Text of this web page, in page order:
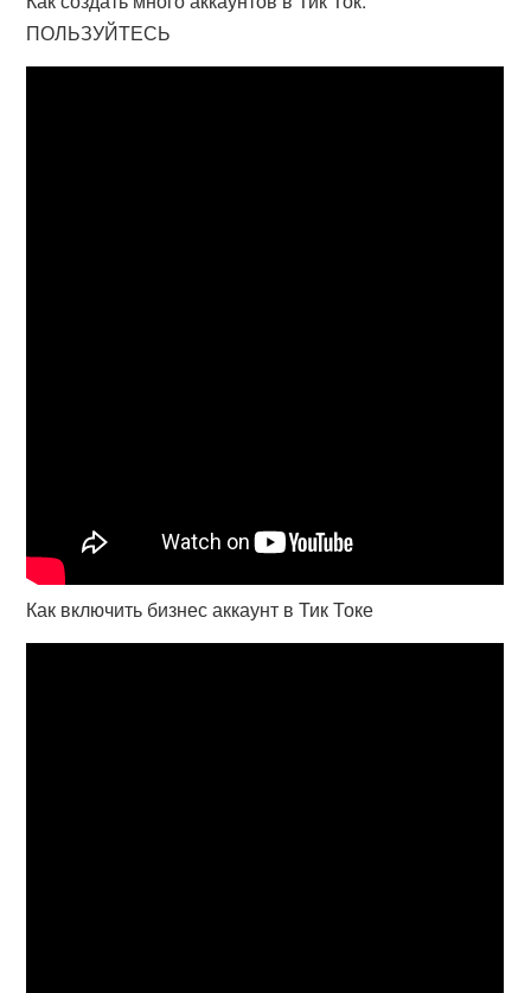
ПОЛЬЗУЙТЕСЬ
Как включить бизнес аккаунт в Тик Токе